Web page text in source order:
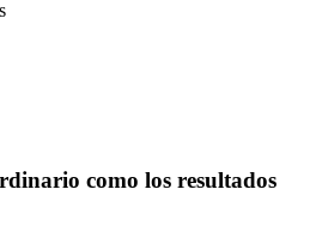
como los resultados